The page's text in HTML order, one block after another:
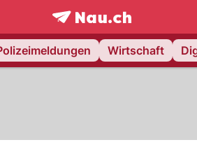
frontpage.NAU.ch
Wirtschaft